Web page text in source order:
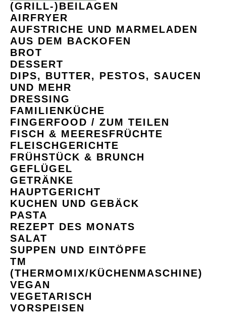
(GRILL-)BEILAGEN
AIRFRYER
AUFSTRICHE UND MARMELADEN
AUS DEM BACKOFEN
BROT
DESSERT
DIPS, BUTTER, PESTOS, SAUCEN
UND MEHR
DRESSING
FAMILIENKÜCHE
FINGERFOOD / ZUM TEILEN
FISCH & MEERESFRÜCHTE
FLEISCHGERICHTE
FRÜHSTÜCK & BRUNCH
GEFLÜGEL
GETRÄNKE
HAUPTGERICHT
KUCHEN UND GEBÄCK
PASTA
REZEPT DES MONATS
SALAT
SUPPEN UND EINTÖPFE
TM
(THERMOMIX/KÜCHENMASCHINE)
VEGAN
VEGETARISCH
VORSPEISEN